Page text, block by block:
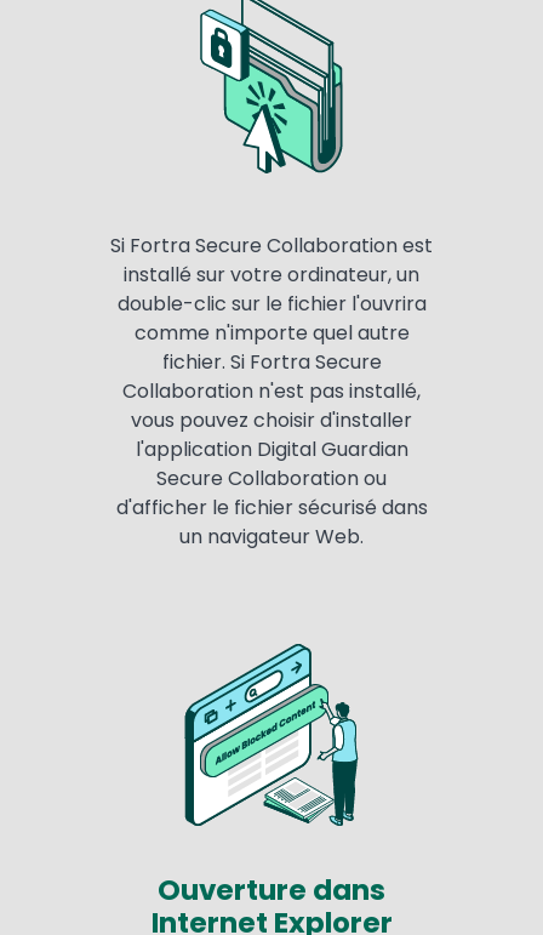
Si Fortra Secure Collaboration est
installé sur votre ordinateur, un
double-clic sur le fichier l'ouvrira
comme n'importe quel autre
fichier. Si Fortra Secure
Collaboration n'est pas installé,
vous pouvez choisir d'installer
l'application Digital Guardian
Secure Collaboration ou
d'afficher le fichier sécurisé dans
un navigateur Web.
Ouverture dans
Internet Explorer